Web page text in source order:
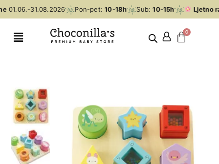
01.06.-31.08.2026 Pon-pet:10-18h Sub:10-15h Ljetno